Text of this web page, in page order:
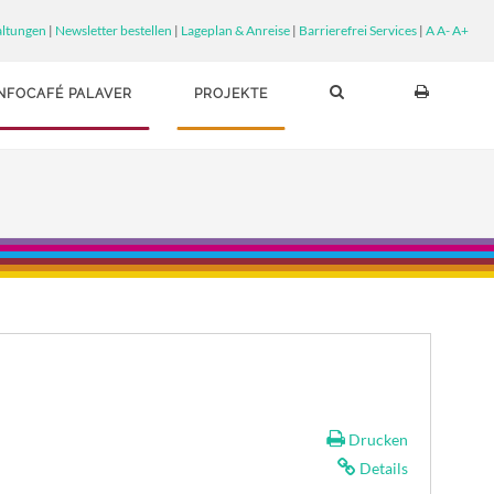
| Newsletter bestellen | Lageplan & Anreise| Barrierefrei Services| AA-A+
PALAVER PROJEKTE
Drucken
Details